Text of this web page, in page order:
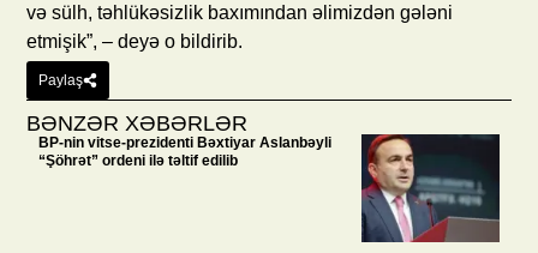
və sülh, təhlükəsizlik baxımından əlimizdən gələni
etmişik”, – deyə o bildirib.
Paylaş
BƏNZƏR XƏBƏRLƏR
BP-nin vitse-prezidenti Bəxtiyar Aslanbəyli
“Şöhrət” ordeni ilə təltif edilib